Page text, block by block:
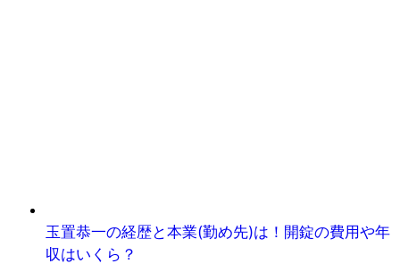
玉置恭一の経歴と本業(勤め先)は！開錠の費用や年
収はいくら？